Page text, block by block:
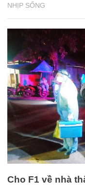
NHỊP SỐNG
Cho F1 về nhà